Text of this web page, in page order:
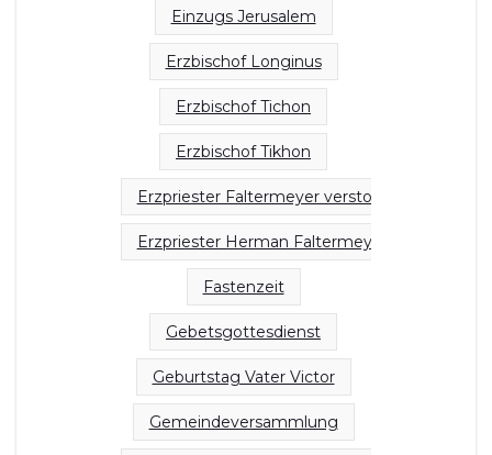
Einzugs Jerusalem
Erzbischof Longinus
Erzbischof Tichon
Erzbischof Tikhon
Erzpriester Faltermeyer verstorben
Erzpriester Herman Faltermeyer
Fastenzeit
Gebetsgottesdienst
Geburtstag Vater Victor
Gemeindeversammlung